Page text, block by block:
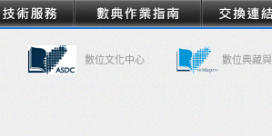
數位文化中心 數位典藏